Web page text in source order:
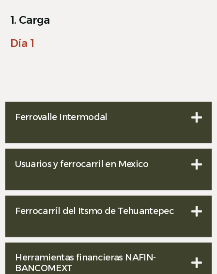
1. Carga
Día 1
Ferrovalle Intermodal
Usuarios y ferrocarril en Mexico
Ferrocarríl del Itsmo de Tehuantepec
Herramientas financieras NAFIN-
BANCOMEXT